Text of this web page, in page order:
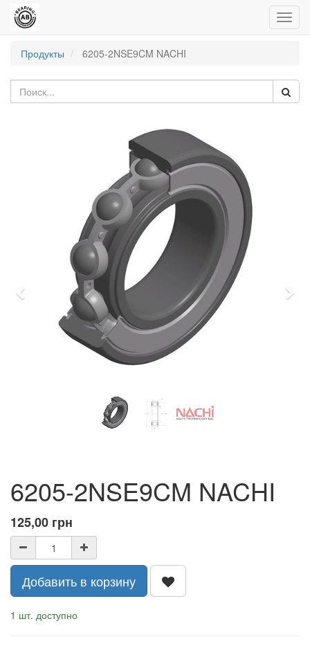
Продукты
6205-2NSE9CM NACHI
Previous
6205-2NSE9CM NACHI
125,00 грн
Добавить в корзину
1 шт. доступно